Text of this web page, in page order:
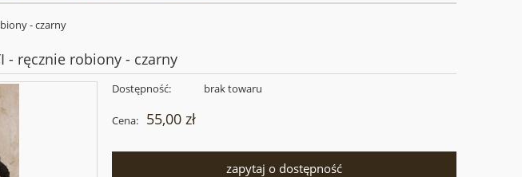
- czarny
- ręcznie robiony - czarny
Dostępność: brak towaru
Cena: 55,00 zł
zapytaj o dostępność